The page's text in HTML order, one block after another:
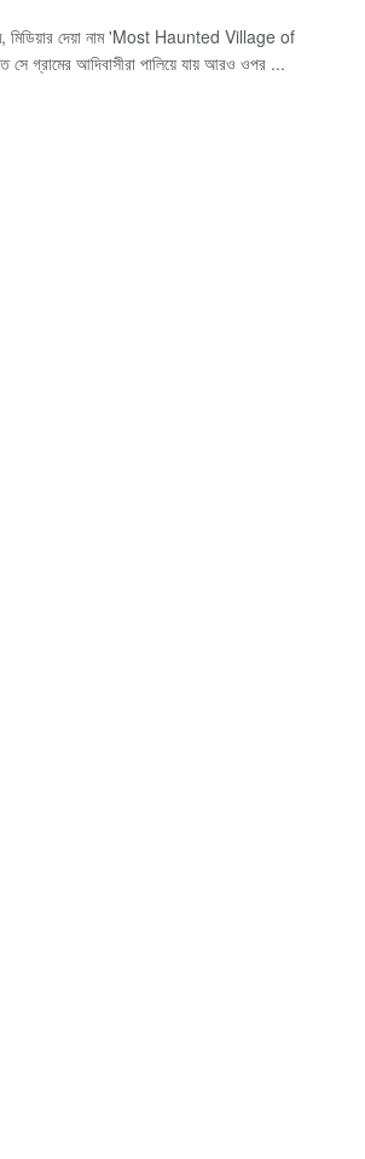
মিডিয়ার দেয়া নাম 'Most Haunted Village of
গ্রামের আদিবাসীরা পালিয়ে যায় আরও ওপর ...